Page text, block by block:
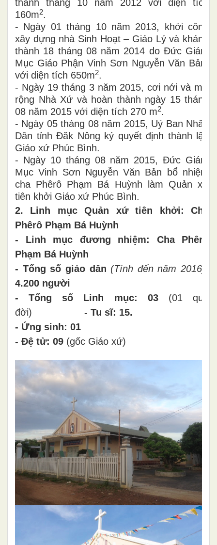
thành tháng 10 năm 2012 với diện tích
160m2.
- Ngày 01 tháng 10 năm 2013, khởi công
xây dựng nhà Sinh Hoạt – Giáo Lý và khánh
thành 18 tháng 08 năm 2014 do Đức Giám
Mục Giáo Phận Vinh Sơn Nguyễn Văn Bản,
với diện tích 650m2.
- Ngày 19 tháng 3 năm 2015, cơi nới và mở
rộng Nhà Xứ và hoàn thành ngày 15 tháng
08 năm 2015 với diện tích 270 m2.
- Ngày 05 tháng 08 năm 2015, Uỷ Ban Nhân
Dân tỉnh Đăk Nông ký quyết định thành lập
Giáo xứ Phúc Bình.
- Ngày 10 tháng 08 năm 2015, Đức Giám
Mục Vinh Sơn Nguyễn Văn Bản bổ nhiệm
cha Phêrô Phạm Bá Huỳnh làm Quản xứ
tiên khởi Giáo xứ Phúc Bình.
2. Linh mục Quản xứ tiên khởi: Cha
Phêrô Phạm Bá Huỳnh
- Linh mục đương nhiệm: Cha Phêrô
Phạm Bá Huỳnh
- Tổng số giáo dân (Tính đến năm 2016)
4.200 người
- Tổng số Linh mục: 03 (01 qua
đời) - Tu sĩ: 15.
- Ứng sinh: 01
- Đệ tử: 09 (gốc Giáo xứ)